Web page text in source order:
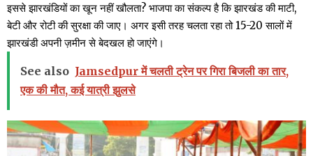
इससे झारखंडियों का खून नहीं खौलता? भाजपा का संकल्प है कि झारखंड की माटी,
बेटी और रोटी की सुरक्षा की जाए। अगर इसी तरह चलता रहा तो 15-20 सालों में
झारखंडी अपनी ज़मीन से बेदखल हो जाएंगे।
See also Jamsedpur में चलती ट्रेन पर गिरा बिजली का तार,
एक की मौत, कई यात्री झुलसे